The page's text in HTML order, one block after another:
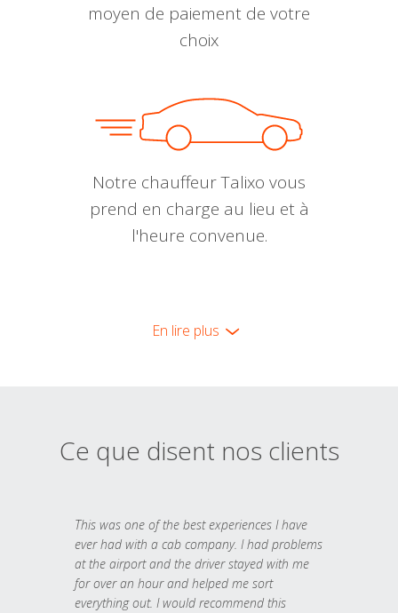
moyen de paiement de votre
choix
Notre chauffeur Talixo vous
prend en charge au lieu et à
l'heure convenue.
En lire plus
Ce que disent nos clients
This was one of the best experiences I have
ever had with a cab company. I had problems
at the airport and the driver stayed with me
for over an hour and helped me sort
everything out. I would recommend this